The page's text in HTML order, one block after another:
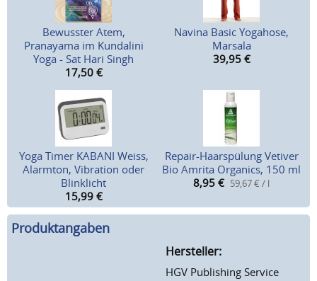
Bewusster Atem,
Pranayama im Kundalini
Yoga - Sat Hari Singh
17,50 €
Navina Basic Yogahose,
Marsala
39,95 €
Yoga Timer KABANI Weiss,
Alarmton, Vibration oder
Blinklicht
15,99 €
Repair-Haarspülung Vetiver
Bio Amrita Organics, 150 ml
8,95 € 59,67 € / l
Produktangaben
Hersteller:
HGV Publishing Service